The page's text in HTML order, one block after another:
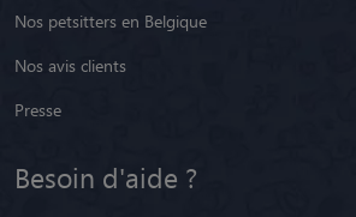
Nos petsitters en Belgique
Nos avis clients
Presse
Besoin d'aide ?